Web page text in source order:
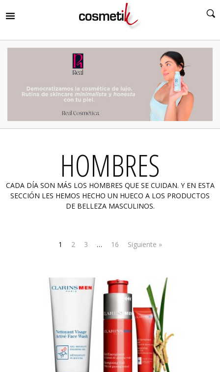
HOMBRES
CADA DÍA SON MÁS LOS HOMBRES QUE SE CUIDAN. Y EN ESTA
SECCIÓN LES HEMOS HECHO UN HUECO A LOS PRODUCTOS
DE BELLEZA MASCULINOS.
1 2 3 … 16 Siguiente »